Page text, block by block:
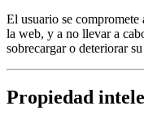
El usuario se compromete
la web, y a no llevar a
sobrecargar o deteriorar
Propiedad